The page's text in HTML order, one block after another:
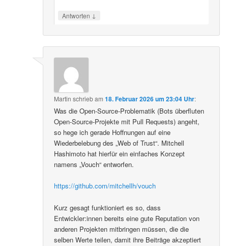
Antworten ↓
Martin schriebam18. Februar 2026 um 23:04 Uhr:
Was die Open-Source-Problematik (Bots überfluten
Open-Source-Projekte mit Pull Requests) angeht,
so hege ich gerade Hoffnungen auf eine
Wiederbelebung des „Web of Trust“. Mitchell
Hashimoto hat hierfür ein einfaches Konzept
namens „Vouch“ entworfen.
https://github.com/mitchellh/vouch
Kurz gesagt funktioniert es so, dass
Entwickler:innen bereits eine gute Reputation von
anderen Projekten mitbringen müssen, die die
selben Werte teilen, damit ihre Beiträge akzeptiert